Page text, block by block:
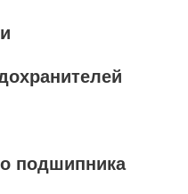
подшипника